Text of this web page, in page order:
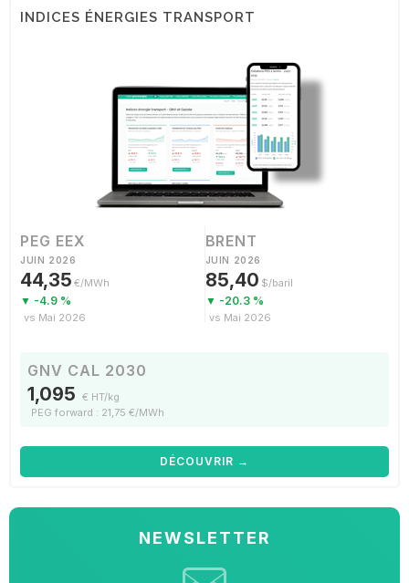
INDICES ÉNERGIES TRANSPORT
PEG EEX
JUIN 2026
44,35 €/MWh
▼ -4.9 %
vs Mai 2026
BRENT
JUIN 2026
85,40 $/baril
▼ -20.3 %
vs Mai 2026
GNV CAL 2030
1,095 € HT/kg
PEG forward : 21,75 €/MWh
DÉCOUVRIR →
NEWSLETTER